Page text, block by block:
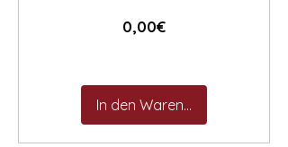
0,00€Preis
In den Warenkorb